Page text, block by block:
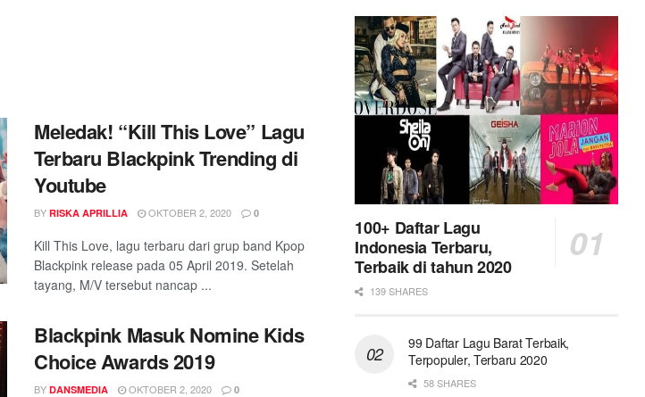
Meledak! “Kill This Love” Lagu
Terbaru Blackpink Trending di
Youtube
BY RISKA APRILLIA OKTOBER 2, 2020 0
Kill This Love, lagu terbaru dari grup band Kpop
Blackpink release pada 05 April 2019. Setelah
tayang, M/V tersebut nancap ...
Blackpink Masuk Nomine Kids
Choice Awards 2019
BY DANSMEDIA OKTOBER 2, 2020 0
100+ Daftar Lagu
Indonesia Terbaru,
Terbaik di tahun 2020
139 SHARES
99 Daftar Lagu Barat Terbaik,
Terpopuler, Terbaru 2020
58 SHARES